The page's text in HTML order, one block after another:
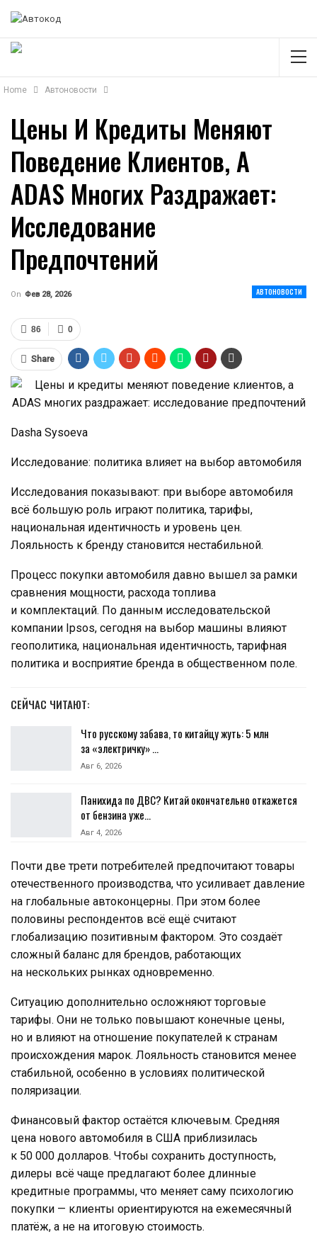
Home Автоновости
Цены И Кредиты Меняют
Поведение Клиентов, А
ADAS Многих Раздражает:
Исследование
Предпочтений
АВТОНОВОСТИ
On Фев 28, 2026
0
86
Share
Dasha Sysoeva
Исследование: политика влияет на выбор автомобиля
Исследования показывают: при выборе автомобиля
всё большую роль играют политика, тарифы,
национальная идентичность и уровень цен.
Лояльность к бренду становится нестабильной.
Процесс покупки автомобиля давно вышел за рамки
сравнения мощности, расхода топлива
и комплектаций. По данным исследовательской
компании Ipsos, сегодня на выбор машины влияют
геополитика, национальная идентичность, тарифная
политика и восприятие бренда в общественном поле.
СЕЙЧАС ЧИТАЮТ:
Что русскому забава, то китайцу жуть: 5 млн
за «электричку» …
Авг 6, 2026
Панихида по ДВС? Китай окончательно откажется
от бензина уже…
Авг 4, 2026
Почти две трети потребителей предпочитают товары
отечественного производства, что усиливает давление
на глобальные автоконцерны. При этом более
половины респондентов всё ещё считают
глобализацию позитивным фактором. Это создаёт
сложный баланс для брендов, работающих
на нескольких рынках одновременно.
Ситуацию дополнительно осложняют торговые
тарифы. Они не только повышают конечные цены,
но и влияют на отношение покупателей к странам
происхождения марок. Лояльность становится менее
стабильной, особенно в условиях политической
поляризации.
Финансовый фактор остаётся ключевым. Средняя
цена нового автомобиля в США приблизилась
к 50 000 долларов. Чтобы сохранить доступность,
дилеры всё чаще предлагают более длинные
кредитные программы, что меняет саму психологию
покупки — клиенты ориентируются на ежемесячный
платёж, а не на итоговую стоимость.